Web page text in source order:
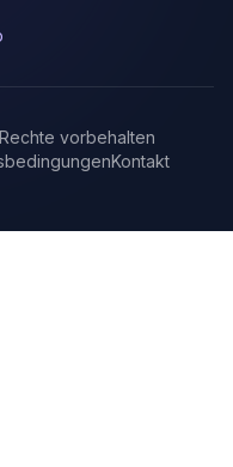
vorbehalten
Kontakt